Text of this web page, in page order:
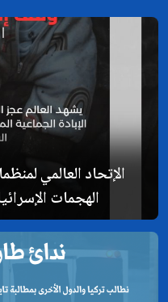
الإتحاد العالمي
الهجمات